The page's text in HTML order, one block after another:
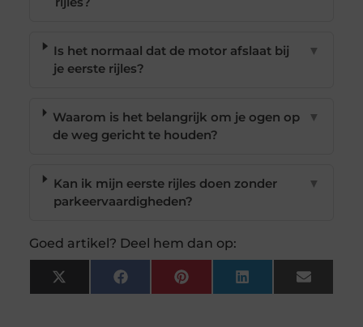
Is het normaal dat de motor afslaat bij
je eerste rijles?
▼
Waarom is het belangrijk om je ogen op
de weg gericht te houden?
▼
Kan ik mijn eerste rijles doen zonder
parkeervaardigheden?
▼
Goed artikel? Deel hem dan op:
X
(Twitter)
FacebookPinterest LinkedIn Email